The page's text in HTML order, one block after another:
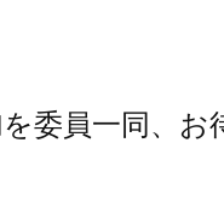
委員一同、